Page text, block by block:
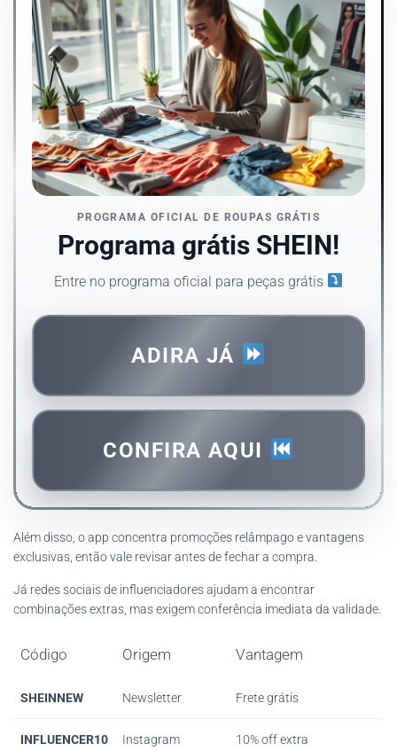
PROGRAMA OFICIAL DE ROUPAS GRÁTIS
Programa grátis SHEIN!
Entre no programa oficial para peças grátis
ADIRA JÁ
CONFIRA AQUI
Além disso, o app concentra promoções relâmpago e vantagens
exclusivas, então vale revisar antes de fechar a compra.
Já redes sociais de influenciadores ajudam a encontrar
combinações extras, mas exigem conferência imediata da validade.
Código Origem Vantagem
SHEINNEW Newsletter Frete grátis
INFLUENCER10 Instagram 10% off extra